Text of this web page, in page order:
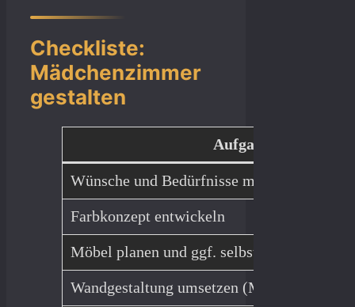
Checkliste:
Mädchenzimmer
gestalten
Aufgabe
Wünsche und Bedürfnisse mit dem Kind
Farbkonzept entwickeln
Möbel planen und ggf. selbst bauen
Wandgestaltung umsetzen (Motive, Farbe,